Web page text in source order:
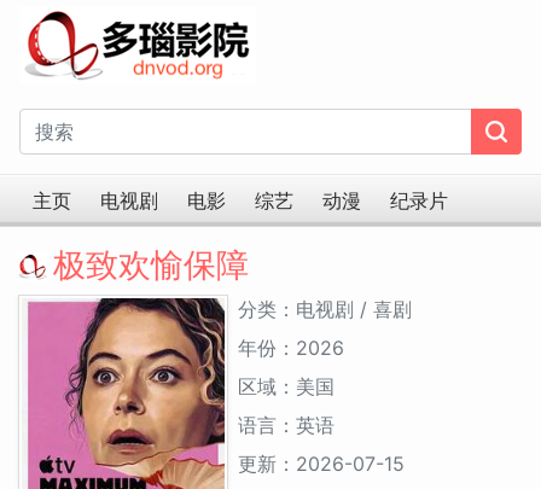
主页 电视剧 电影 综艺 动漫 纪录片
极致欢愉保障
分类：电视剧 / 喜剧
年份：2026
区域：美国
语言：英语
更新：2026-07-15